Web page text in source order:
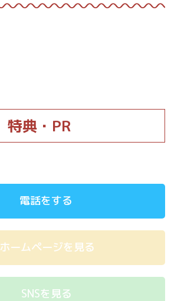
特典・PR
電話をする
ホームページを見る
SNSを見る